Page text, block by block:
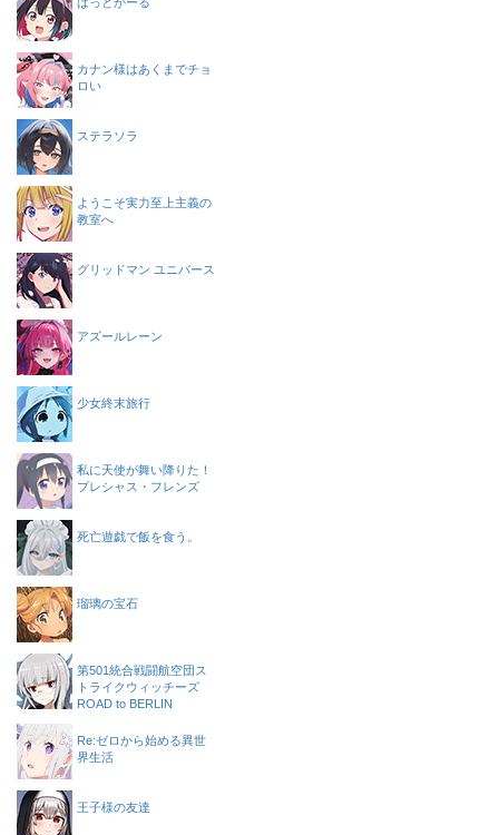
カナン様はあくまでチョ
ロい
ステラソラ
ようこそ実力至上主義の
教室へ
グリッドマン ユニバース
アズールレーン
少女終末旅行
私に天使が舞い降りた！
プレシャス・フレンズ
死亡遊戯で飯を食う。
瑠璃の宝石
第501統合戦闘航空団ス
トライクウィッチーズ
ROAD to BERLIN
Re:ゼロから始める異世
界生活
王子様の友達